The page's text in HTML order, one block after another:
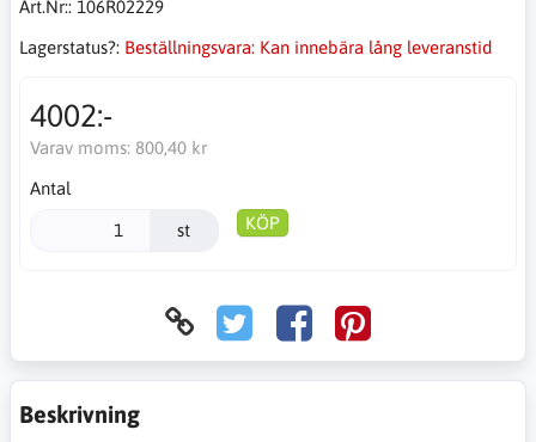
Art.Nr:: 106R02229
Lagerstatus?: Beställningsvara: Kan innebära lång leveranstid
4002:-
Varav moms: 800,40 kr
Antal
st KÖP
Beskrivning